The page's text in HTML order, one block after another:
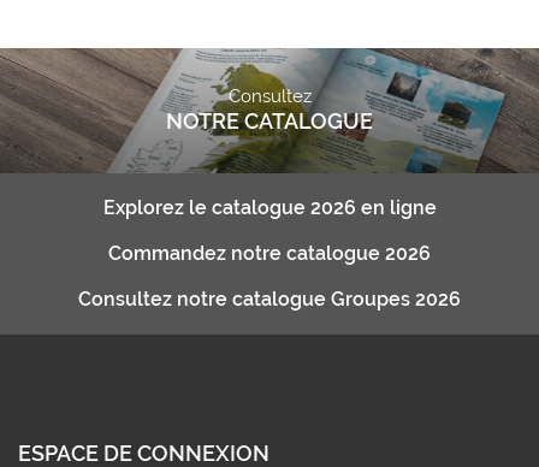
Consultez
NOTRE CATALOGUE
Explorez le catalogue 2026 en ligne
Commandez notre catalogue 2026
Consultez notre catalogue Groupes 2026
ESPACE DE CONNEXION